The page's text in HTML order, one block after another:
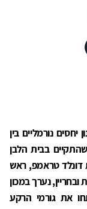
נורמליים בין
שהתקיים בבית הלבן
דונלד טראמפ, ראש
נערך במכון
את גורמי הרקע